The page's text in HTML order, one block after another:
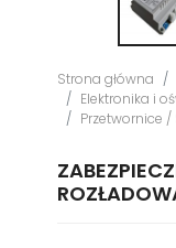
Strona główna
Elektronika i
Przetwornice